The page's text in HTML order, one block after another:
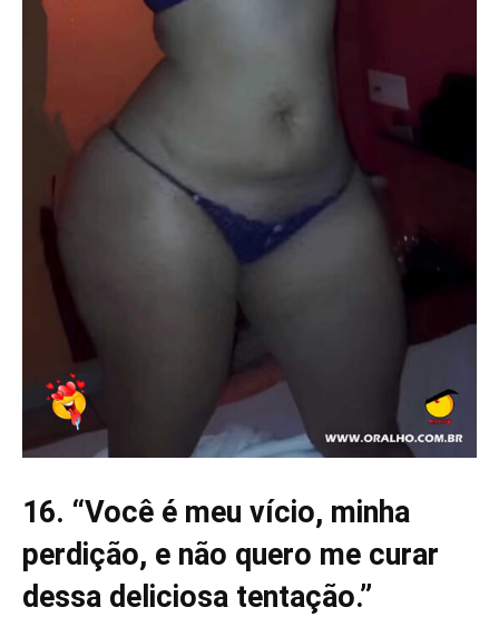
16. “Você é meu vício, minha
perdição, e não quero me curar
dessa deliciosa tentação.”